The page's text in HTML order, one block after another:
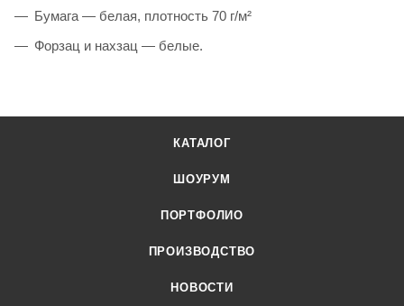
Бумага — белая, плотность 70 г/м²
Форзац и нахзац — белые.
КАТАЛОГ
ШОУРУМ
ПОРТФОЛИО
ПРОИЗВОДСТВО
НОВОСТИ